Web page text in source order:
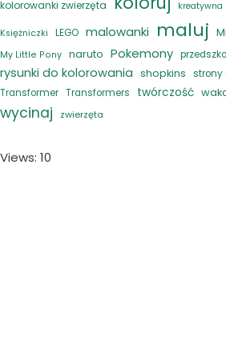
kolorowanki zwierzęta kreatywna
Księżniczki LEGO malowanki maluj
My Little Pony naruto Pokemony
rysunki do kolorowania shopkins
strony
Transformer Transformers twórczość
wycinaj zwierzęta
Views: 10